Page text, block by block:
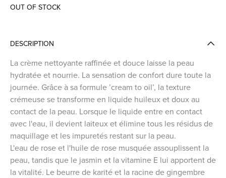
OUT OF STOCK
DESCRIPTION
La crème nettoyante raffinée et douce laisse la peau
hydratée et nourrie. La sensation de confort dure toute la
journée. Grâce à sa formule ’cream to oil’, la texture
crémeuse se transforme en liquide huileux et doux au
contact de la peau. Lorsque le liquide entre en contact
avec l'eau, il devient laiteux et élimine tous les résidus de
maquillage et les impuretés restant sur la peau.
L'eau de rose et l'huile de rose musquée assouplissent la
peau, tandis que le jasmin et la vitamine E lui apportent de
la vitalité. Le beurre de karité et la racine de gingembre